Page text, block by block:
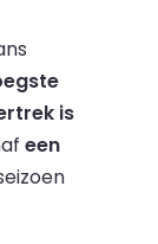
is
een